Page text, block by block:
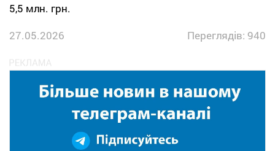
5,5 млн. грн.
27.05.2026
Переглядів: 940